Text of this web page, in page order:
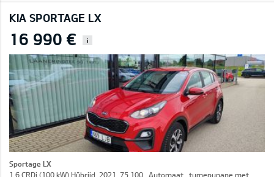
KIA SPORTAGE LX
16 990 € i
Sportage LX
1.6 CRDi (100 kW) Hübriid, 2021, 75 100 , Automaat , tumepunane met.